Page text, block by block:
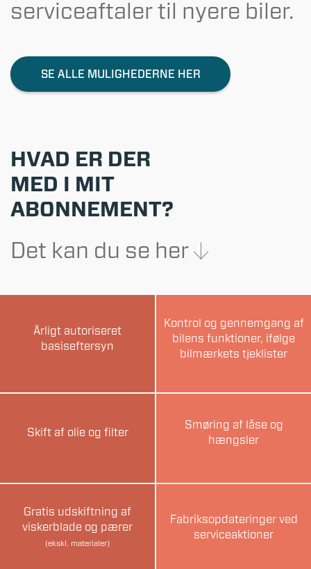
serviceaftaler til nyere biler.
SE ALLE MULIGHEDERNE HER
HVAD ER DER
MED I MIT
ABONNEMENT?
Det kan du se her
Årligt autoriseret
basiseftersyn
Kontrol og gennemgang af
bilens funktioner, ifølge
bilmærkets tjeklister
Skift af olie og filter
Smøring af låse og
hængsler
Gratis udskiftning af
viskerblade og pærer
(ekskl. materialer)
Fabriksopdateringer ved
serviceaktioner